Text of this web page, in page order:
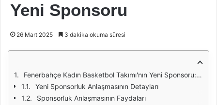
Yeni Sponsoru
26 Mart 2025 3 dakika okuma süresi
Fenerbahçe Kadın Basketbol Takımı'nın Yeni Sponsoru: Sporun Geleceğine Yatırım
Yeni Sponsorluk Anlaşmasının Detayları
Sponsorluk Anlaşmasının Faydaları